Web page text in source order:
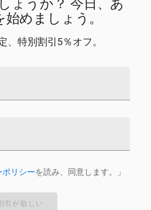
SGCG SH2B3 SH3TC2
SLC35F1
SLC39A8
SOS2 SOX6 SOX7 SP9
WNT2B WNT3A WT1
ょうか？ 今日、あ
めましょう。
、特別割引5％オフ。
ポリシーを読み、同意します。」
引が欲しい